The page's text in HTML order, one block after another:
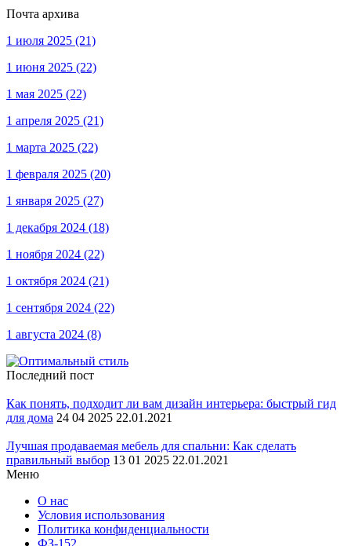
Почта архива
1 июля 2025 (21)
1 июня 2025 (22)
1 мая 2025 (22)
1 апреля 2025 (21)
1 марта 2025 (22)
1 февраля 2025 (20)
1 января 2025 (27)
1 декабря 2024 (18)
1 ноября 2024 (22)
1 октября 2024 (21)
1 сентября 2024 (22)
1 августа 2024 (8)
Последний пост
Как понять, подходит ли вам дизайн интерьера: быстрый гид
для дома 24 04 2025 22.01.2021
Лучшая продаваемая мебель для спальни: Как сделать
правильный выбор 13 01 2025 22.01.2021
Меню
О нас
Условия использования
Политика конфиденциальности